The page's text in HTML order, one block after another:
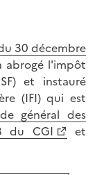
30 décembre
abrogé l'impôt
et instauré
(IFI) qui est
général des
du CGI
et